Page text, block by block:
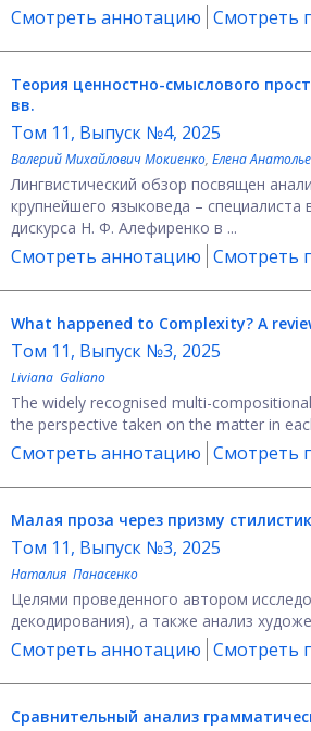
Смотреть аннотацию Смотреть
Теория ценностно-смыслового
вв.
Том 11, Выпуск №4, 2025
Валерий Михайлович Мокиенко, Елена
Лингвистический обзор посвящен
крупнейшего языковеда – специалиста
дискурса Н. Ф. Алефиренко в ...
Смотреть аннотацию Смотреть
What happened to Complexity? A
Том 11, Выпуск №3, 2025
Liviana Galiano
The widely recognised multi-
the perspective taken on the matter in
Смотреть аннотацию Смотреть
Малая проза через призму
Том 11, Выпуск №3, 2025
Наталия Панасенко
Целями проведенного автором
декодирования), а также анализ
Смотреть аннотацию Смотреть
Сравнительный анализ